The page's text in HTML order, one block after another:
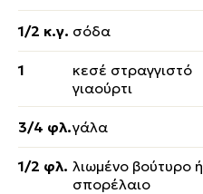
1/2 κ.γ. σόδα
1
κεσέ στραγγιστό
γιαούρτι
3/4 φλ.γάλα
1/2 φλ. λιωμένο βούτυρο ή
σπορέλαιο